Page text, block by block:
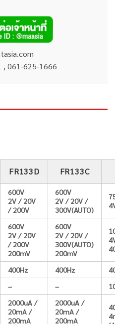
061-625-1666
FR133D FR133C
600V
2V / 20V
/ 200V
600V
2V / 20V /
300V(AUTO)
600V
2V / 20V
/ 200V
200mV
600V
2V / 20V /
300V(AUTO)
200mV
400Hz 400Hz
– –
2000uA /
20mA /
200mA
2000uA /
20mA /
200mA